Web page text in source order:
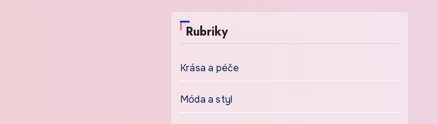
Rubriky
Krása a péče
Móda a styl